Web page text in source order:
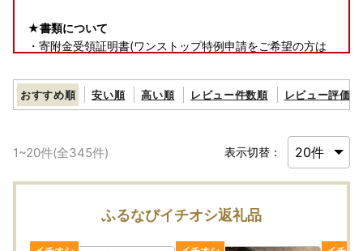
★書類について
・寄附金受領証明書(ワンストップ特例申請をご希望の方は
★返礼品について
・長期ご不在でお受取不可の期間がございましたら、必ず備
考欄に「不在:○○」とご記入ください。
・返礼品送付先ご住所の誤り等のお申込内容不備や、受取人
様のご都合により返礼品がお届けできない場合、再送はいた
しません。また寄附金の返金もいたしかねます。
・手配状況次第では返礼品送付先ご住所の変更ができない場
合があります。また転送する場合は転送料金(受取人着払い)
おすすめ順 安い順 高い順 レビュー件数順 レビュー評価順
1~20件(全345件) 表示切替：
ふるなびイチオシ返礼品